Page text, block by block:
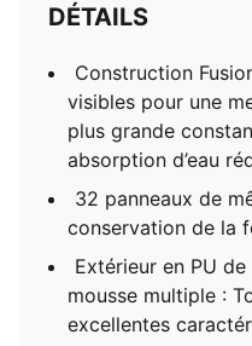
DÉTAILS
Construction
visibles pour une
plus grande
absorption d’eau
32 panneaux de
conservation de la
Extérieur en PU
mousse multiple :
excellentes